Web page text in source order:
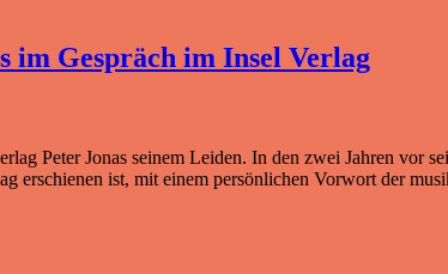
im Gespräch im Insel Verlag
Peter Jonas seinem Leiden. In den zwei Jahren vor
erschienen ist, mit einem persönlichen Vorwort der